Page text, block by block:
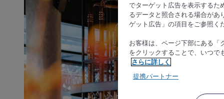
でターゲット広告を表示するた
るデータと照合される場合があ
ゲット広告」の項目をご参照く
お客様は、ページ下部にある「
をクリックすることで、いつで
さらに詳しく
提携パートナー